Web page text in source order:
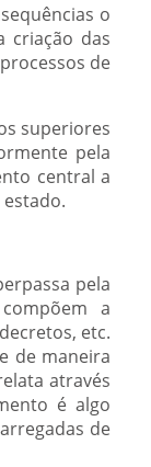
o
criação das
de
superiores
pela
central a
pela
a
etc.
de maneira
através
é algo
de